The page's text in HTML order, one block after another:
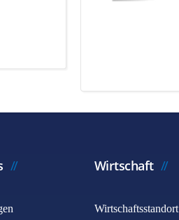
Wirtschaft
Wirtschaftsstandort